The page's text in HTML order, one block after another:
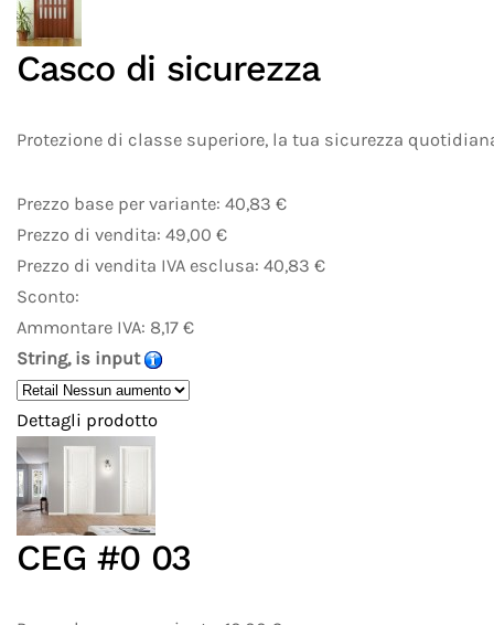
Casco di sicurezza
Protezione di classe superiore, la tua sicurezza
Prezzo base per variante: 40,83 €
Prezzo di vendita: 49,00 €
Prezzo di vendita IVA esclusa: 40,83 €
Sconto:
Ammontare IVA: 8,17 €
String, is input
Dettagli prodotto
CEG #0 03